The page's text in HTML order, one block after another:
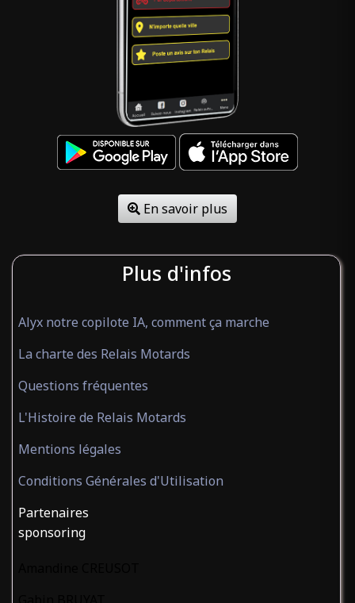
En savoir plus
Plus d'infos
Alyx notre copilote IA, comment ça marche
La charte des Relais Motards
Questions fréquentes
L'Histoire de Relais Motards
Mentions légales
Conditions Générales d'Utilisation
Partenaires
sponsoring